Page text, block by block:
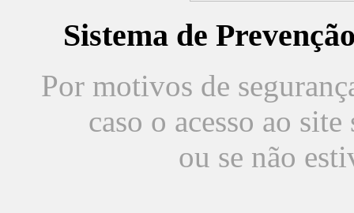
Sistema de
Por motivos de
caso o acesso ao
ou se não